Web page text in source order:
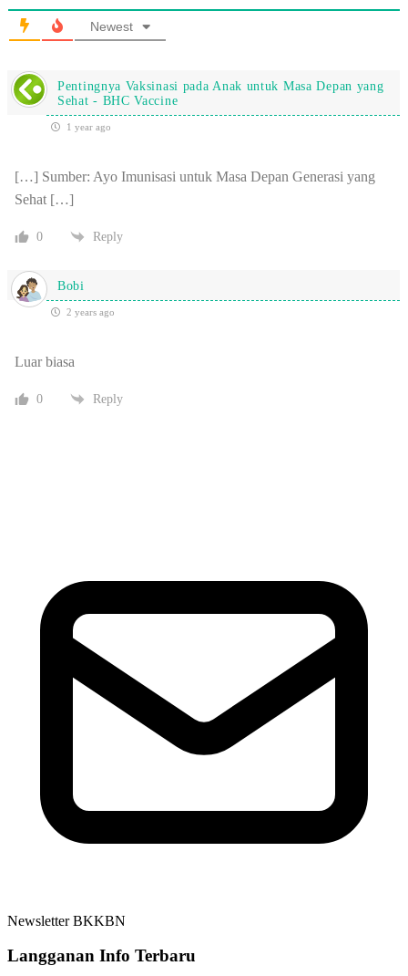
Newest
Pentingnya Vaksinasi pada Anak untuk Masa Depan yang
Sehat - BHC Vaccine
1 year ago
[…] Sumber: Ayo Imunisasi untuk Masa Depan Generasi yang
Sehat […]
0 Reply
Bobi
2 years ago
Luar biasa
0 Reply
Newsletter BKKBN
Langganan Info Terbaru